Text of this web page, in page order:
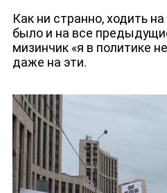
Как ни странно, ходить
было и на все
мизинчик «я в политике
даже на эти.